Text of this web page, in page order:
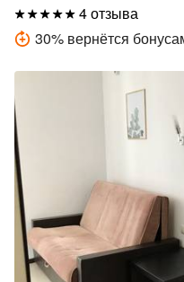
4 отзыва
30% вернётся